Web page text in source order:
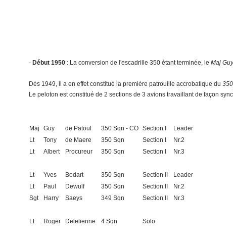
- Début 1950 : La conversion de l'escadrille 350 étant terminée, le Maj
Dès 1949, il a en effet constitué la première patrouille accrobatique du
Le peloton est constitué de 2 sections de 3 avions travaillant de façon
Maj Guy de Patoul 350 Sqn - CO Section I
Leader
Lt
Tony de Maere 350 Sqn Section I
Nr.2
Lt
Albert Procureur 350 Sqn Section I Nr.3
Lt Yves Bodart 350 Sqn Section II
Leader
Lt
Paul Dewulf 350 Sqn Section II
Nr.2
Sgt
Harry Saeys 349 Sqn Section II Nr.3
Lt Roger Delelienne 4 Sqn Solo